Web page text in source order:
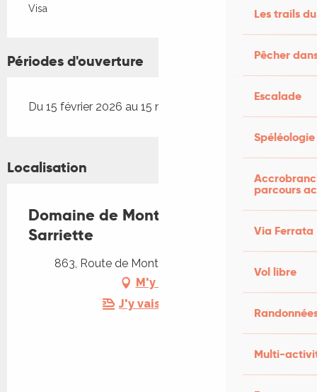
Les trails
Pêcher
Escalade
Spéléologie
parcours
Via Ferrata
Vol libre
Multi-
Visa
Périodes d'ouverture
Du 15 février 2026 au 15 novembre 2026
Localisation
Domaine de Montanty - La
Sarriette
863, Route de Montanty, 46500 Gramat
M'y rendre
J'y vais en train !